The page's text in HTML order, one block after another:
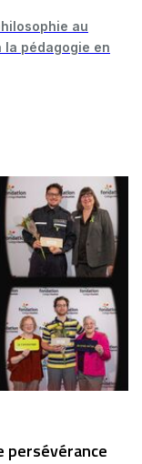
au
la pédagogie en
persévérance